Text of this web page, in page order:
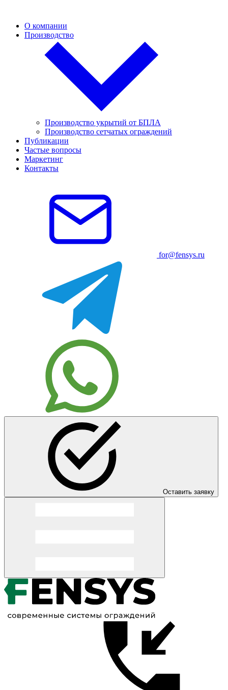
О компании
Производство
Производство укрытий от БПЛА
Производство сетчатых ограждений
Публикации
Частые вопросы
Маркетинг
Контакты
for@fensys.ru
Оставить заявку